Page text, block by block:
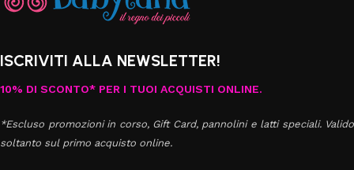
ISCRIVITI ALLA NEWSLETTER!
10% DI SCONTO* PER I TUOI ACQUISTI ONLINE.
*Escluso promozioni in corso, Gift Card, pannolini e latti speciali. Valido
soltanto sul primo acquisto online.